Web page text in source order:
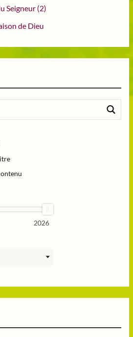
Seigneur (2)
de Dieu
2026